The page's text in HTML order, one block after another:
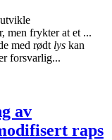
men frykter at et ...
med rødt lys kan
forsvarlig...
av
raps